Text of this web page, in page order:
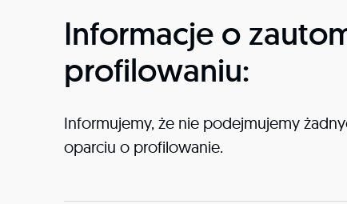
Informacje o
profilowaniu:
Informujemy, że nie podejmujemy
oparciu o profilowanie.